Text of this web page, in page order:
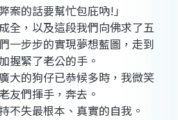
案的話要幫忙包庇吶!」
，以及這段我們向佛求了五
一步步的實現夢想藍圖，走到
握緊了老公的手。
的狗仔已恭候多時，我微笑
友們揮手，奔去。
失最根本、真實的自我。